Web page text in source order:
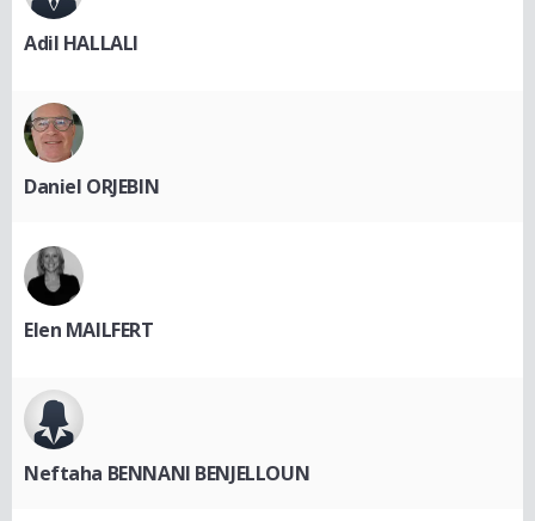
Adil HALLALI
Daniel ORJEBIN
Elen MAILFERT
Neftaha BENNANI BENJELLOUN